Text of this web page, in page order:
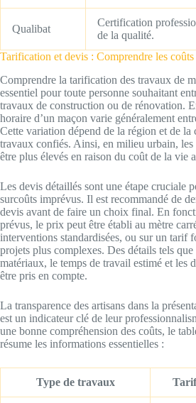
Qualibat
Certification
de la qualité.
Tarification et devis : Comprendre les
Comprendre la tarification des travaux de
essentiel pour toute personne souhaitant
travaux de construction ou de rénovation.
horaire d’un maçon varie généralement
Cette variation dépend de la région et de la
travaux confiés. Ainsi, en milieu urbain, les
être plus élevés en raison du coût de la vie
Les devis détaillés sont une étape cruciale
surcoûts imprévus. Il est recommandé de
devis avant de faire un choix final. En
prévus, le prix peut être établi au mètre
interventions standardisées, ou sur un tarif
projets plus complexes. Des détails tels que
matériaux, le temps de travail estimé et les
être pris en compte.
La transparence des artisans dans la
est un indicateur clé de leur
une bonne compréhension des coûts, le
résume les informations essentielles :
Type de travaux